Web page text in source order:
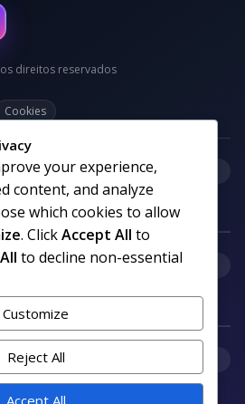
direitos reservados
Cookies
your experience,
content, and analyze
which cookies to allow
. ClickAccept All to
to decline non-essential
Customize
Reject All
Accept All